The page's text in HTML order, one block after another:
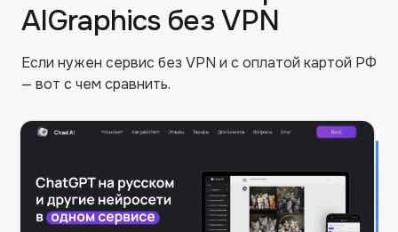
AIGraphicsбез VPN
Если нужен сервис без VPN и с оплатой картой РФ
— вот с чем сравнить.